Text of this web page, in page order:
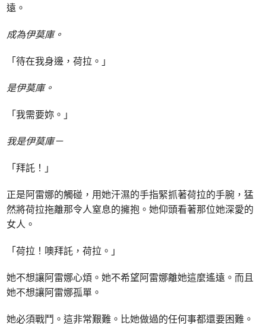
遠。
成為伊莫庫。
「待在我身邊，荷拉。」
是伊莫庫。
「我需要妳。」
我是伊莫庫－
「拜託！」
正是阿雷娜的觸碰，用她汗濕的手指緊抓著荷拉的手腕，猛
然將荷拉拖離那令人窒息的擁抱。她仰頭看著那位她深愛的
女人。
「荷拉！噢拜託，荷拉。」
她不想讓阿雷娜心煩。她不希望阿雷娜離她這麼遙遠。而且
她不想讓阿雷娜孤單。
她必須戰鬥。這非常艱難。比她做過的任何事都還要困難。